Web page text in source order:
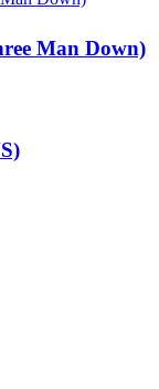
Man Down)